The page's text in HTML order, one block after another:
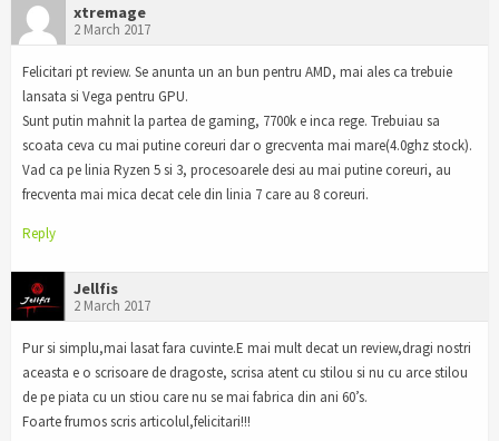
xtremage
2 March 2017
Felicitari pt review. Se anunta un an bun pentru AMD, mai ales ca trebuie
lansata si Vega pentru GPU.
Sunt putin mahnit la partea de gaming, 7700k e inca rege. Trebuiau sa
scoata ceva cu mai putine coreuri dar o grecventa mai mare(4.0ghz stock).
Vad ca pe linia Ryzen 5 si 3, procesoarele desi au mai putine coreuri, au
frecventa mai mica decat cele din linia 7 care au 8 coreuri.
Reply
Jellfis
2 March 2017
Pur si simplu,mai lasat fara cuvinte.E mai mult decat un review,dragi nostri
aceasta e o scrisoare de dragoste, scrisa atent cu stilou si nu cu arce stilou
de pe piata cu un stiou care nu se mai fabrica din ani 60’s.
Foarte frumos scris articolul,felicitari!!!